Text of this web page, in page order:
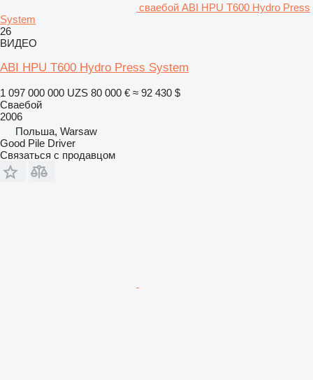
сваебой ABI HPU T600 Hydro Press
System
26
ВИДЕО
ABI HPU T600 Hydro Press System
1 097 000 000 UZS 80 000 € ≈ 92 430 $
Сваебой
2006
Польша, Warsaw
Good Pile Driver
Связаться с продавцом